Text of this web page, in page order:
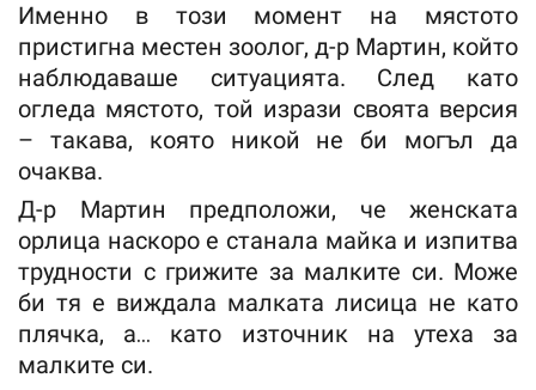
Именно в този момент на мястото
пристигна местен зоолог, д-р Мартин, който
наблюдаваше ситуацията. След като
огледа мястото, той изрази своята версия
– такава, която никой не би могъл да
очаква.
Д-р Мартин предположи, че женската
орлица наскоро е станала майка и изпитва
трудности с грижите за малките си. Може
би тя е виждала малката лисица не като
плячка, а… като източник на утеха за
малките си.